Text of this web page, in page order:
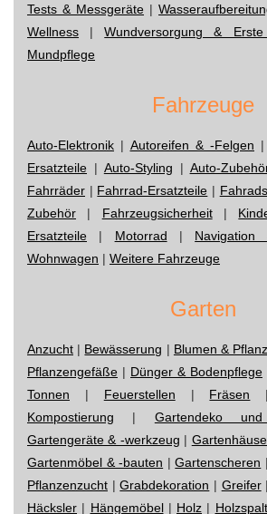
Tests & Messgeräte |
Wellness |Wundversorgung &
Mundpflege
Fahrzeuge
Auto-Elektronik | Autoreifen & -Felgen |
Ersatzteile | Auto-Styling | Auto-
Fahrräder | Fahrrad-Ersatzteile |
Zubehör | Fahrzeugsicherheit|
Ersatzteile | Motorrad | Navigation
Wohnwagen | Weitere Fahrzeuge
Garten
Anzucht | Bewässerung | Blumen &
Pflanzengefäße | Dünger & Bodenpflege
Tonnen | Feuerstellen | Fräsen
Kompostierung | Gartendeko
Gartengeräte & -werkzeug |
Gartenmöbel & -bauten |Gartenscheren
Pflanzenzucht |Grabdekoration | Greifer
Häcksler | Hängemöbel| Holz |